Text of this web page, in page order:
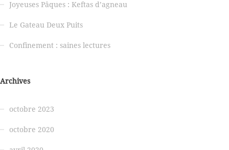
Joyeuses Pâques : Keftas d’agneau
Le Gateau Deux Puits
Confinement : saines lectures
Archives
octobre 2023
octobre 2020